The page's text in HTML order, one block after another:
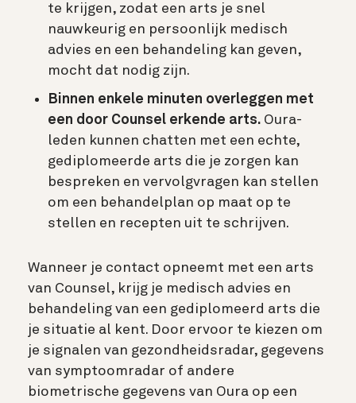
te krijgen, zodat een arts je snel
nauwkeurig en persoonlijk medisch
advies en een behandeling kan geven,
mocht dat nodig zijn.
Binnen enkele minuten overleggen met
een door Counsel erkende arts. Oura-
leden kunnen chatten met een echte,
gediplomeerde arts die je zorgen kan
bespreken en vervolgvragen kan stellen
om een behandelplan op maat op te
stellen en recepten uit te schrijven.
Wanneer je contact opneemt met een arts
van Counsel, krijg je medisch advies en
behandeling van een gediplomeerd arts die
je situatie al kent. Door ervoor te kiezen om
je signalen van gezondheidsradar, gegevens
van symptoomradar of andere
biometrische gegevens van Oura op een